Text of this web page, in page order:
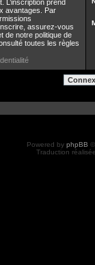
L’inscription prend
avantages. Par
assurez-vous
de notre politique de
toutes les règles
Powered by phpBB
Traduction